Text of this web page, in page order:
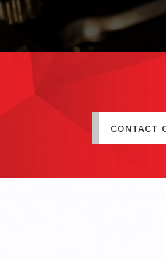
CONTACT